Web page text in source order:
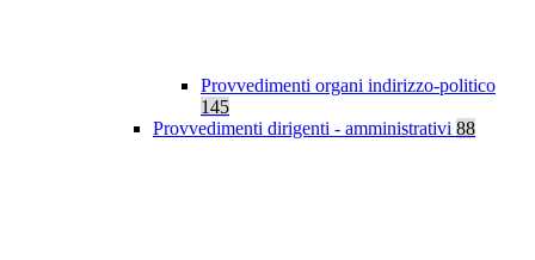
Provvedimenti organi indirizzo-politico
145
Provvedimenti dirigenti - amministrativi 88